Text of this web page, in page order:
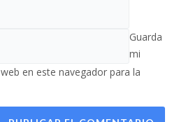
Guarda
mi
en este navegador para la